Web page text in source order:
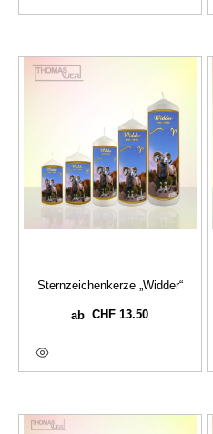
Sternzeichenkerze „Widder“
abCHF 13.50